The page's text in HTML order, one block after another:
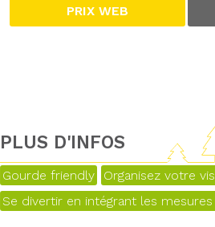
PRIX WEB
PLUS D'INFOS
Gourde friendly
Organisez votre
Se divertir en intégrant les mesures